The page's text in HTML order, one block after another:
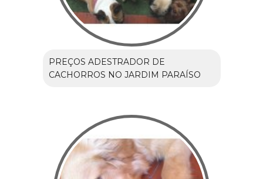
PREÇOS ADESTRADOR DE
CACHORROS NO JARDIM PARAÍSO